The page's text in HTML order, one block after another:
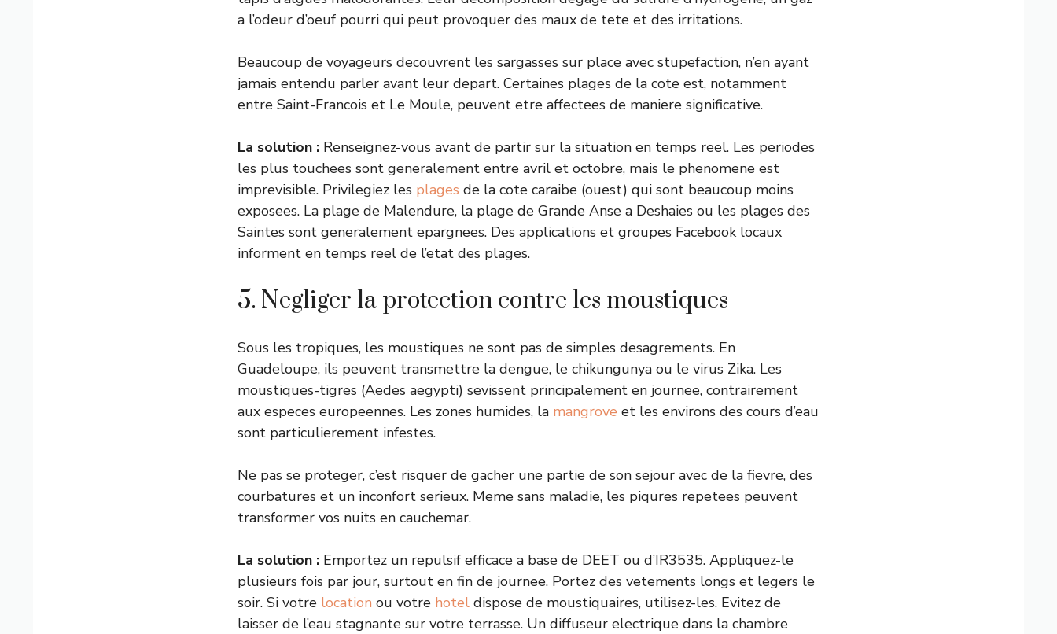
a l’odeur d’oeuf pourri qui peut provoquer des maux de tete et des irritations.
Beaucoup de voyageurs decouvrent les sargasses sur place avec stupefaction, n’en ayant
jamais entendu parler avant leur depart. Certaines plages de la cote est, notamment
entre Saint-Francois et Le Moule, peuvent etre affectees de maniere significative.
La solution : Renseignez-vous avant de partir sur la situation en temps reel. Les periodes
les plus touchees sont generalement entre avril et octobre, mais le phenomene est
imprevisible. Privilegiez les plages de la cote caraibe (ouest) qui sont beaucoup moins
exposees. La plage de Malendure, la plage de Grande Anse a Deshaies ou les plages des
Saintes sont generalement epargnees. Des applications et groupes Facebook locaux
informent en temps reel de l’etat des plages.
5. Negliger la protection contre les moustiques
Sous les tropiques, les moustiques ne sont pas de simples desagrements. En
Guadeloupe, ils peuvent transmettre la dengue, le chikungunya ou le virus Zika. Les
moustiques-tigres (Aedes aegypti) sevissent principalement en journee, contrairement
aux especes europeennes. Les zones humides, la mangrove et les environs des cours d’eau
sont particulierement infestes.
Ne pas se proteger, c’est risquer de gacher une partie de son sejour avec de la fievre, des
courbatures et un inconfort serieux. Meme sans maladie, les piqures repetees peuvent
transformer vos nuits en cauchemar.
La solution : Emportez un repulsif efficace a base de DEET ou d’IR3535. Appliquez-le
plusieurs fois par jour, surtout en fin de journee. Portez des vetements longs et legers le
soir. Si votre location ou votre hotel dispose de moustiquaires, utilisez-les. Evitez de
laisser de l’eau stagnante sur votre terrasse. Un diffuseur electrique dans la chambre